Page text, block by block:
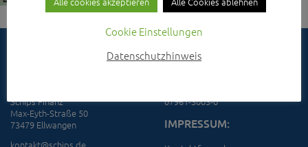
Schips Finanz
Max-Eyth-Straße 50
73479 Ellwangen
07961-3003-0
IMPRESSUM:
Cookie Einstellungen
Datenschutzhinweis